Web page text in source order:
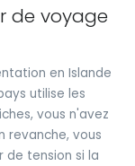
de voyage
en Islande
utilise les
vous n'avez
revanche, vous
de tension si la